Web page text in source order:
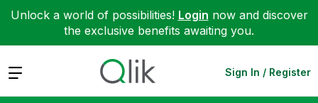
Unlock a world of possibilities! Login now and discover
the exclusive benefits awaiting you.
Expand Sign In / Register